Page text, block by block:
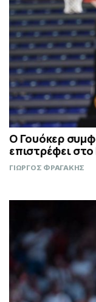
Ο Γουόκερ
επιστρέφει
ΓΙΩΡΓΟΣ ΦΡΑΓΑΚΗΣ